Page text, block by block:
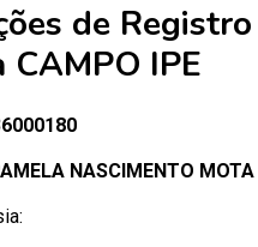
de
CAMPO IPE
NASCIMENTO MOTA